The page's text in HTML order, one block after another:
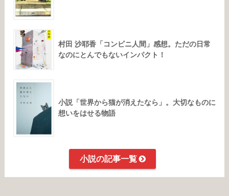
村田 沙耶香「コンビニ人間」感想。ただの日常
なのにとんでもないインパクト！
小説「世界から猫が消えたなら」。大切なものに
想いをはせる物語
小説の記事一覧